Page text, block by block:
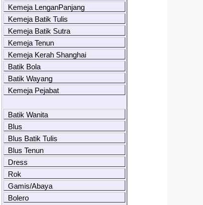
Kemeja LenganPanjang
Kemeja Batik Tulis
Kemeja Batik Sutra
Kemeja Tenun
Kemeja Kerah Shanghai
Batik Bola
Batik Wayang
Kemeja Pejabat
Batik Wanita
Blus
Blus Batik Tulis
Blus Tenun
Dress
Rok
Gamis/Abaya
Bolero